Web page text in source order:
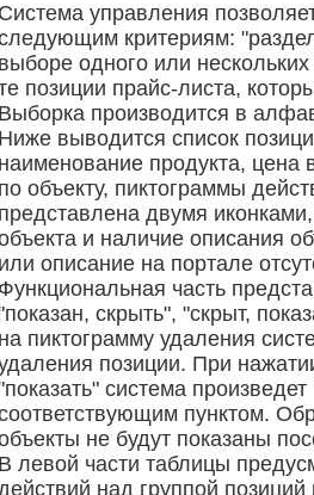
Система управления
критериям:
выборе одного или
позиции прайс-листа,
Выборка производится в
Ниже выводится список
наименование продукта,
по объекту, пиктограммы
представлена двумя
и наличие описания
или описание на портале
Функциональная часть
скрыть", "скрыт,
на пиктограмму удаления
позиции. При
система
пунктом.
не будут показаны
В левой части таблицы
над группой